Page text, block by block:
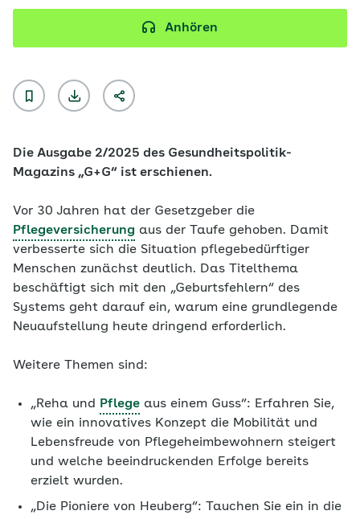
Anhören
Die Ausgabe 2/2025 des Gesundheitspolitik-
Magazins „G+G“ ist erschienen.
Vor 30 Jahren hat der Gesetzgeber die
Pflegeversicherung aus der Taufe gehoben. Damit
verbesserte sich die Situation pflegebedürftiger
Menschen zunächst deutlich. Das Titelthema
beschäftigt sich mit den „Geburtsfehlern“ des
Systems geht darauf ein, warum eine grundlegende
Neuaufstellung heute dringend erforderlich.
Weitere Themen sind:
„Reha und Pflege aus einem Guss“: Erfahren Sie,
wie ein innovatives Konzept die Mobilität und
Lebensfreude von Pflegeheimbewohnern steigert
und welche beeindruckenden Erfolge bereits
erzielt wurden.
„Die Pioniere von Heuberg“: Tauchen Sie ein in die